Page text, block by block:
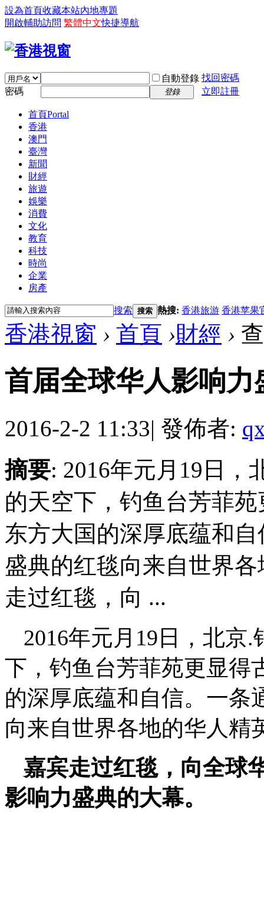
設為首頁收藏本站內地專題
開啟輔助訪問 繁體中文快捷導航
自動登錄 找回密碼
密碼
登錄 立即註冊
首頁Portal
香港
澳門
臺灣
新聞
財經
旅遊
娛樂
消費
文化
教育
科技
時尚
企業
房產
搜索 搜索 熱搜: 香港旅游 香港苹果
香港視窗 › 首頁 ›財經 ›
首届全球华人影响
2016-2-2 11:33| 發佈者:
摘要: 2016年元月19日，
的天空下，钓鱼台芳菲
东方大国的深厚底蕴和
盛典的红毯向来自世界
走过红毯，向 ...
2016年元月19日，北京
下，钓鱼台芳菲苑更显得
的深厚底蕴和自信。一条
向来自世界各地的华人精
嘉宾走过红毯，向全球
影响力盛典的大幕。